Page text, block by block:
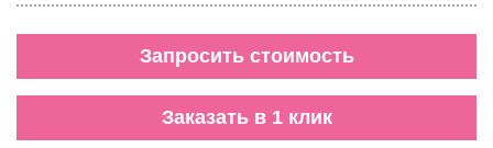
Запросить стоимость
Заказать в 1 клик